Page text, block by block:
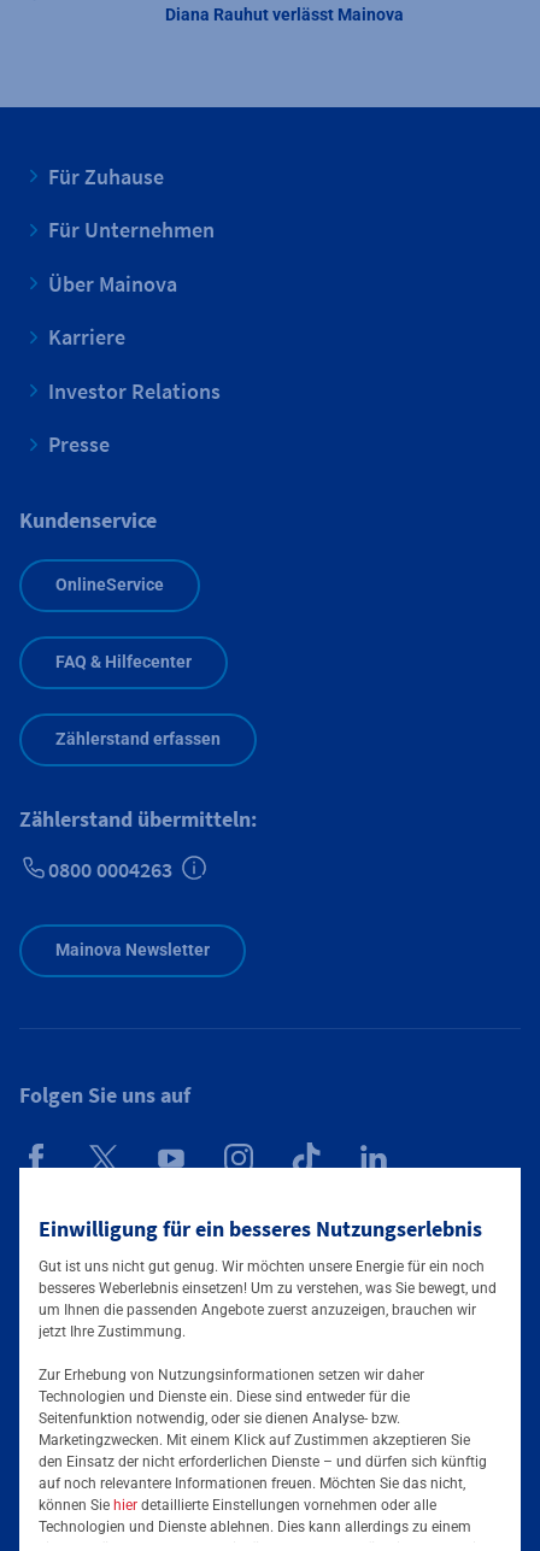
Einwilligung für ein besseres Nutzungserlebnis
Gut ist uns nicht gut genug. Wir möchten unsere Energie für ein noch
besseres Weberlebnis einsetzen! Um zu verstehen, was Sie bewegt, und
um Ihnen die passenden Angebote zuerst anzuzeigen, brauchen wir
jetzt Ihre Zustimmung.
Zur Erhebung von Nutzungsinformationen setzen wir daher
Technologien und Dienste ein. Diese sind entweder für die
Seitenfunktion notwendig, oder sie dienen Analyse- bzw.
Marketingzwecken. Mit einem Klick auf Zustimmen akzeptieren Sie
den Einsatz der nicht erforderlichen Dienste – und dürfen sich künftig
auf noch relevantere Informationen freuen. Möchten Sie das nicht,
können Sie hier detaillierte Einstellungen vornehmen oder alle
Technologien und Dienste ablehnen. Dies kann allerdings zu einem
Diana Rauhut verlässt Mainova
Für Zuhause
Für Unternehmen
Über Mainova
Karriere
Investor Relations
Presse
Kundenservice
OnlineService
FAQ & Hilfecenter
Zählerstand erfassen
Zählerstand übermitteln:
0800 0004263
Mainova Newsletter
Folgen Sie uns auf
Mainova App
Tarife & Angebote
Strom für Zuhause
Erdgas für Zuhause
Services & Informationen
Podcast